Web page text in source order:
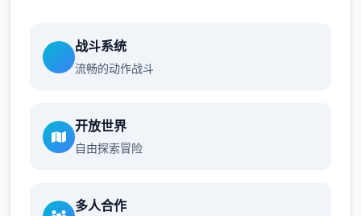
战斗系统
流畅的动作战斗
开放世界
自由探索冒险
多人合作